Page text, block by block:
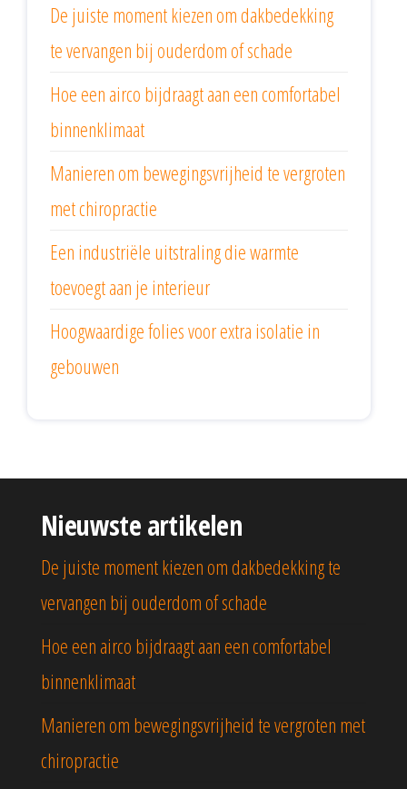
De juiste moment kiezen om dakbedekking
te vervangen bij ouderdom of schade
Hoe een airco bijdraagt aan een comfortabel
binnenklimaat
Manieren om bewegingsvrijheid te vergroten
met chiropractie
Een industriële uitstraling die warmte
toevoegt aan je interieur
Hoogwaardige folies voor extra isolatie in
gebouwen
Nieuwste artikelen
De juiste moment kiezen om dakbedekking te
vervangen bij ouderdom of schade
Hoe een airco bijdraagt aan een comfortabel
binnenklimaat
Manieren om bewegingsvrijheid te vergroten met
chiropractie